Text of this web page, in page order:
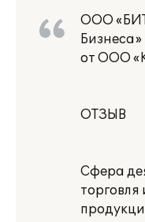
ООО
Бизнеса»
от ООО
ОТЗЫВ
Сфера